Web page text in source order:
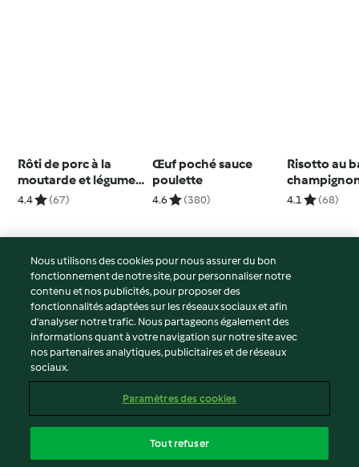
Rôti de porc à la
moutarde et légumes
d'automne
4.4 (67)
Œuf poché sauce
poulette
4.6 (380)
Risotto au
Paris
4.1 (68)
© Copyright 2026
Conditions d'utilisation
Politique de confidentialité
Non-responsabilité
Mentions légales
Contenu du rapport
Déclaration d'accessibilité
Nous utilisons des cookies pour nous assurer du bon
fonctionnement de notre site, pour personnaliser notre
contenu et nos publicités, pour proposer des
fonctionnalités adaptées sur les réseaux sociaux et afin
d’analyser notre trafic. Nous partageons également des
informations quant à votre navigation sur notre site avec
nos partenaires analytiques, publicitaires et de réseaux
sociaux.
Paramètres des cookies
Tout refuser